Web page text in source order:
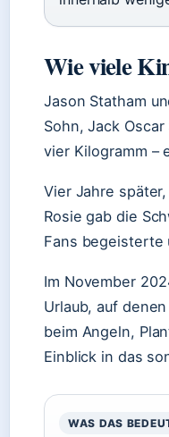
Wie viele
Jason Statham
Sohn, Jack
vier Kilogramm –
Vier Jahre
Rosie gab die
Fans begeisterte
Im November
Urlaub, auf
beim Angeln,
Einblick in das
WAS DAS